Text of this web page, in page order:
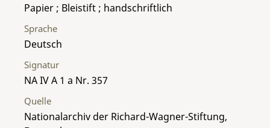
Papier ; Bleistift ; handschriftlich
Sprache
Deutsch
Signatur
NA IV A 1 a Nr. 357
Quelle
Nationalarchiv der Richard-Wagner-Stiftung,